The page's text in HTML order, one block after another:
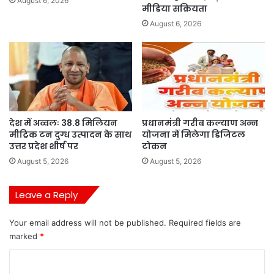
मीडिया सक्रियता
August 6, 2026
देश में अव्वलः 38.8 मिलियन
मीट्रिक टन दुग्ध उत्पादन के साथ
उत्तर प्रदेश शीर्ष पर
August 5, 2026
प्रधानमंत्री गरीब कल्याण अन्न
योजना में मिलेगा डिजिटल
टोकन
August 5, 2026
Leave a Reply
Your email address will not be published. Required fields are
marked *